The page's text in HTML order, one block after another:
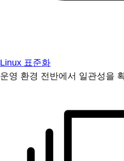
Linux 표준화
운영 환경 전반에서 일관성을